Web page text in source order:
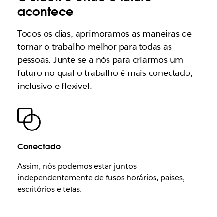
acontece
Todos os dias, aprimoramos as maneiras de
tornar o trabalho melhor para todas as
pessoas. Junte-se a nós para criarmos um
futuro no qual o trabalho é mais conectado,
inclusivo e flexível.
Conectado
Assim, nós podemos estar juntos
independentemente de fusos horários, países,
escritórios e telas.